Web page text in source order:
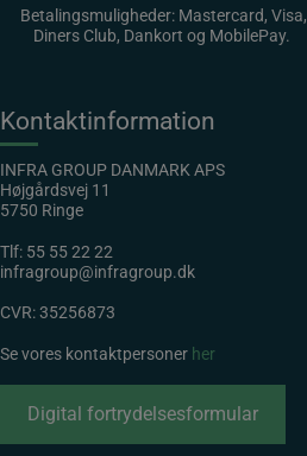
Betalingsmuligheder: Mastercard, Visa,
Diners Club, Dankort og MobilePay.
Kontaktinformation
INFRA GROUP DANMARK APS
Højgårdsvej 11
5750 Ringe
Tlf: 55 55 22 22
infragroup@infragroup.dk
CVR: 35256873
Se vores kontaktpersoner her
Digital fortrydelsesformular